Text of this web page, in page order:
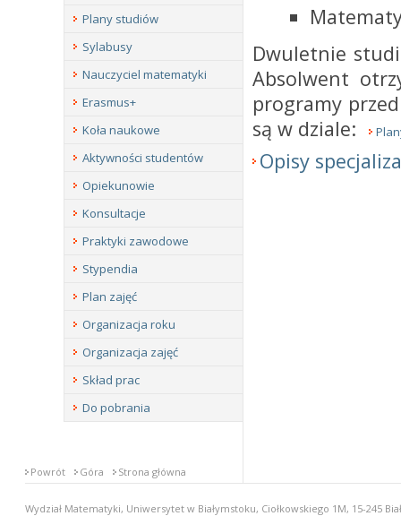
Dwuletnie
Absolwent
programy
są w dziale:
Opisy
Plany studiów
Sylabusy
Nauczyciel matematyki
Erasmus+
Koła naukowe
Aktywności studentów
Opiekunowie
Konsultacje
Praktyki zawodowe
Stypendia
Plan zajęć
Organizacja roku
Organizacja zajęć
Skład prac
Do pobrania
Powrót Góra Strona główna
Wydział Matematyki, Uniwersytet w Białymstoku, Ciołkowskiego 1M, 15-245